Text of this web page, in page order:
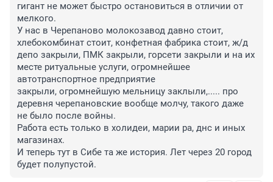
гигант не может быстро остановиться в отличии от
мелкого.
У нас в Черепаново молокозавод давно стоит,
хлебокомбинат стоит, конфетная фабрика стоит, ж/д
депо закрыли, ПМК закрыли, горсети закрыли и на их
месте ритуальные услуги, огромнейшее
автотранспортное предприятие
закрыли, огромнейшую мельницу заклыли,..... про
деревня черепановские вообще молчу, такого даже
не было после войны.
Работа есть только в холидеи, марии ра, днс и иных
магазинах.
И теперь тут в Сибе та же история. Лет через 20 город
будет полупустой.